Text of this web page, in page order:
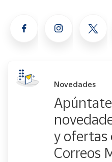
Novedades
y ofertas
Correos